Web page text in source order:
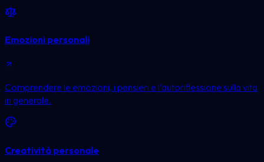
Emozioni personali
Comprendere le emozioni, i pensieri e l’autoriflessione sulla vita
in generale.
Creatività personale